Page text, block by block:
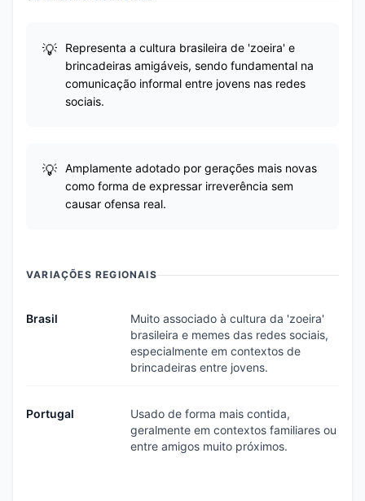
Representa a cultura brasileira de 'zoeira' e
brincadeiras amigáveis, sendo fundamental na
comunicação informal entre jovens nas redes
sociais.
Amplamente adotado por gerações mais novas
como forma de expressar irreverência sem
causar ofensa real.
VARIAÇÕES REGIONAIS
Brasil
Muito associado à cultura da 'zoeira'
brasileira e memes das redes sociais,
especialmente em contextos de
brincadeiras entre jovens.
Portugal
Usado de forma mais contida,
geralmente em contextos familiares ou
entre amigos muito próximos.